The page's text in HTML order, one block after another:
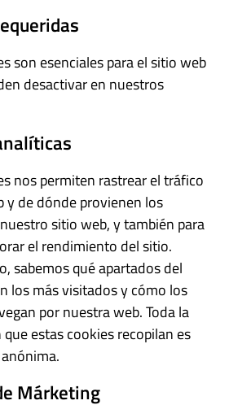
son esenciales para el sitio web
desactivar en nuestros
nos permiten rastrear el tráfico
y de dónde provienen los
sitio web, y también para
el rendimiento del sitio.
sabemos qué apartados del
los más visitados y cómo los
por nuestra web. Toda la
estas cookies recopilan es
Márketing